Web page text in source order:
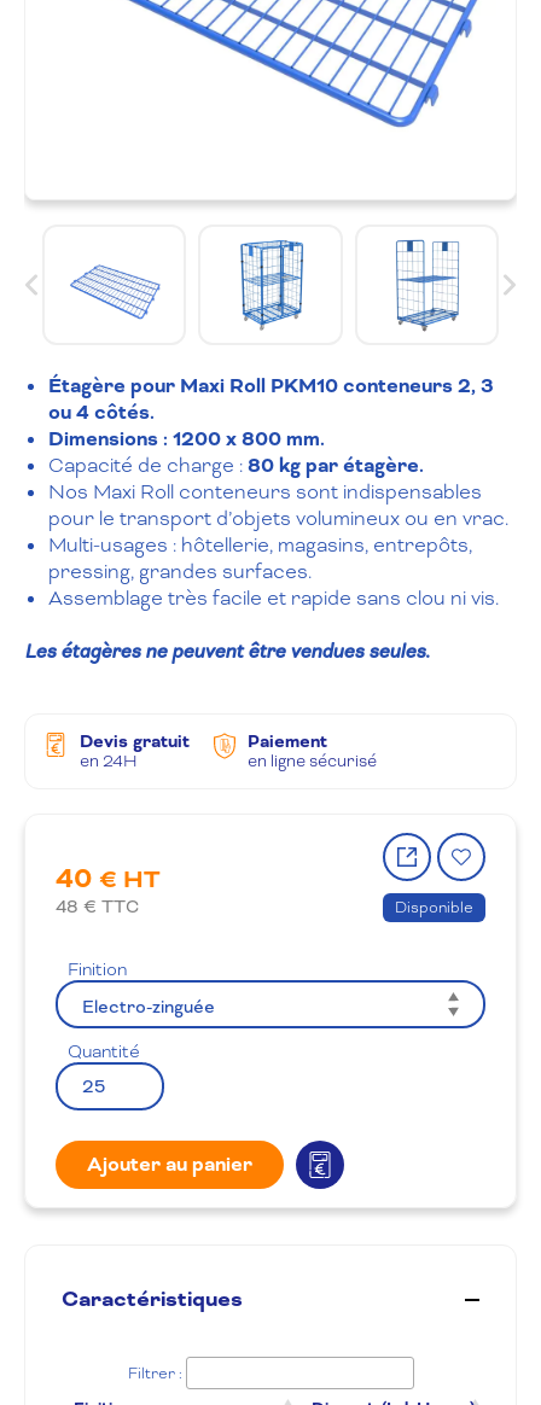
Étagère pour Maxi Roll PKM10 conteneurs 2, 3
ou 4 côtés.
Dimensions : 1200 x 800 mm.
Capacité de charge :80 kg par étagère.
Nos Maxi Roll conteneurs sont indispensables
pour le transport d’objets volumineux ou en vrac.
Multi-usages : hôtellerie, magasins, entrepôts,
pressing, grandes surfaces.
Assemblage très facile et rapide sans clou ni vis.
Les étagères ne peuvent être vendues seules.
Devis gratuit
en 24H
Paiement
en ligne sécurisé
40 € HT
48 € TTC
Partager
le
produit
à
la
Disponible
Finition
Quantité
Ajouter au panier
Caractéristiques
Filtrer :